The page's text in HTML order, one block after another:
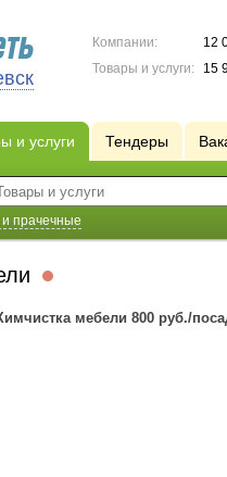
Компании:
12
Товары и услуги:
15
и услуги Тендеры
прачечные
мебели 800 руб./